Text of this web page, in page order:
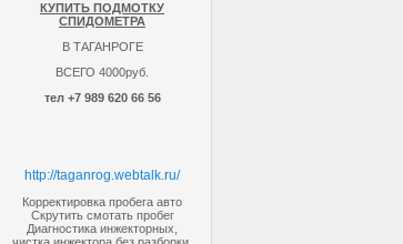
КУПИТЬ ПОДМОТКУ
СПИДОМЕТРА
В ТАГАНРОГЕ
ВСЕГО 4000руб.
тел +7 989 620 66 56
http://taganrog.webtalk.ru/
Корректировка пробега авто
Скрутить смотать пробег
Диагностика инжекторных,